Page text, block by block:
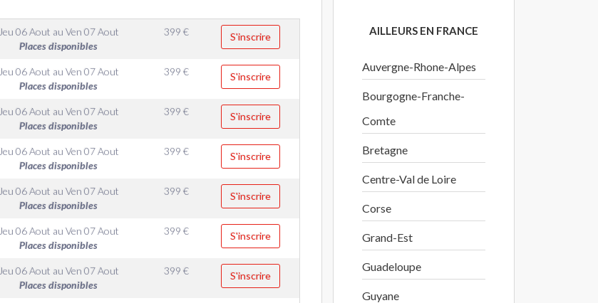
Jeu 06 Aout au Ven 07 Aout
Places disponibles
399 € S'inscrire
Jeu 06 Aout au Ven 07 Aout
Places disponibles
399 € S'inscrire
Jeu 06 Aout au Ven 07 Aout
Places disponibles
399 € S'inscrire
Jeu 06 Aout au Ven 07 Aout
Places disponibles
399 € S'inscrire
Jeu 06 Aout au Ven 07 Aout
Places disponibles
399 € S'inscrire
Jeu 06 Aout au Ven 07 Aout
Places disponibles
399 € S'inscrire
Jeu 06 Aout au Ven 07 Aout
Places disponibles
399 € S'inscrire
AILLEURS EN FRANCE
Auvergne-Rhone-Alpes
Bourgogne-Franche-
Comte
Bretagne
Centre-Val de Loire
Corse
Grand-Est
Guadeloupe
Guyane